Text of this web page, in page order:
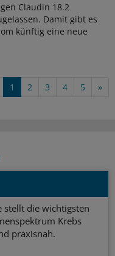
Claudin 18.2
Damit gibt es
künftig eine neue
1 2 3 4 5 »
stellt die wichtigsten
Krebs
praxisnah.